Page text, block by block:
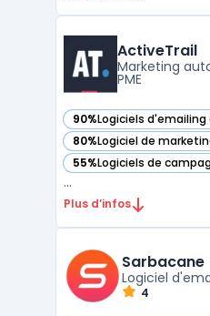
ses fonctionnalités
facilite la mise en pl ...
ActiveTrail
Marketing
PME
90%Logiciels
— voir ActiveTrail dans
80%Logiciel de
— voir ActiveTrail dans
55%Logiciels de
— voir ActiveTrail dans
...
Plus d’infos
Sarbacane
Logiciel
4